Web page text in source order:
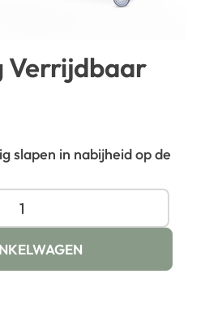
Verrijdbaar
slapen in nabijheid op de